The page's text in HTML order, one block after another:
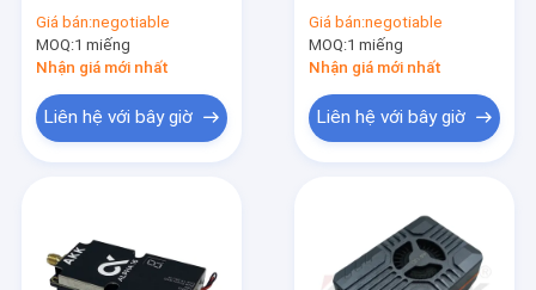
Truyền Tải Video
Tầm Xa Phụ Kiện Máy
Bay Không Người Lái
Giá bán:negotiable
MOQ:1 miếng
Nhận giá mới nhất
Liên hệ với bây giờ
Video Drone 8W VTX
96CH
Giá bán:negotiable
MOQ:1 miếng
Nhận giá mới nhất
Liên hệ với bây giờ